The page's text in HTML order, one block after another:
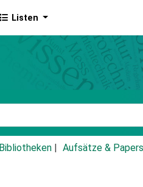
Listen
Bibliotheken Aufsätze & Papers